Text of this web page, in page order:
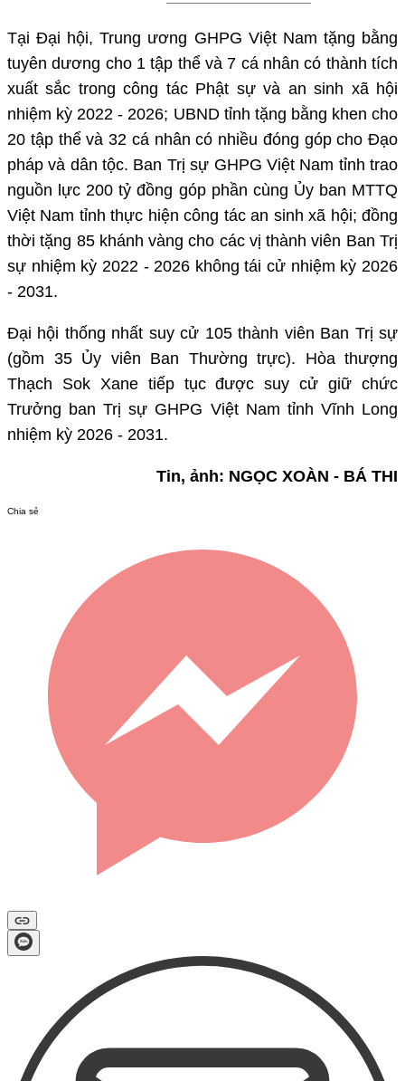
Tại Đại hội, Trung ương GHPG Việt Nam tặng bằng
tuyên dương cho 1 tập thể và 7 cá nhân có thành tích
xuất sắc trong công tác Phật sự và an sinh xã hội
nhiệm kỳ 2022 - 2026; UBND tỉnh tặng bằng khen cho
20 tập thể và 32 cá nhân có nhiều đóng góp cho Đạo
pháp và dân tộc. Ban Trị sự GHPG Việt Nam tỉnh trao
nguồn lực 200 tỷ đồng góp phần cùng Ủy ban MTTQ
Việt Nam tỉnh thực hiện công tác an sinh xã hội; đồng
thời tặng 85 khánh vàng cho các vị thành viên Ban Trị
sự nhiệm kỳ 2022 - 2026 không tái cử nhiệm kỳ 2026
- 2031.
Đại hội thống nhất suy cử 105 thành viên Ban Trị sự
(gồm 35 Ủy viên Ban Thường trực). Hòa thượng
Thạch Sok Xane tiếp tục được suy cử giữ chức
Trưởng ban Trị sự GHPG Việt Nam tỉnh Vĩnh Long
nhiệm kỳ 2026 - 2031.
Tin, ảnh: NGỌC XOÀN - BÁ THI
Chia sẻ